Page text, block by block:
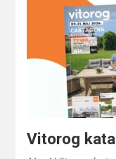
Vitorog